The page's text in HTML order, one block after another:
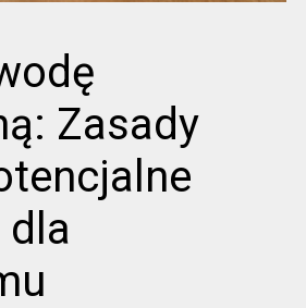
Zasady
dla